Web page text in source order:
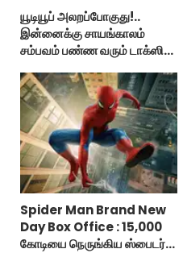
யூடியூப் அலறப்போகுது!..
இன்னைக்கு சாயங்காலம்
சம்பவம் பண்ண வரும் டாக்ஸிக்
Spider Man Brand New
Day Box Office : 15,000
கோடியை நெருங்கிய ஸ்பைடர்